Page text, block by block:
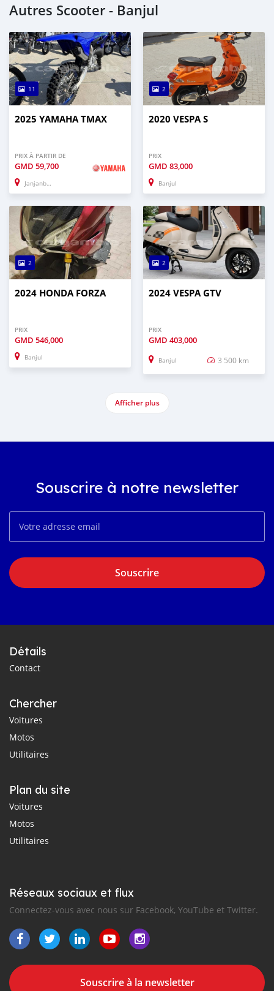
Autres Scooter - Banjul
11
2025 YAMAHA TMAX
PRIX À PARTIR DE
GMD 59,700
Janjanbureh
2
2020 VESPA S
PRIX
GMD 83,000
Banjul
2
2024 HONDA FORZA
PRIX
GMD 546,000
Banjul
2
2024 VESPA GTV
PRIX
GMD 403,000
Banjul 3 500 km
Afficher plus
Souscrire à notre newsletter
Souscrire
Détails
Contact
Chercher
Voitures
Motos
Utilitaires
Plan du site
Voitures
Motos
Utilitaires
Réseaux sociaux et flux
Connectez-vous avec nous sur Facebook, YouTube et Twitter.
Souscrire à la newsletter